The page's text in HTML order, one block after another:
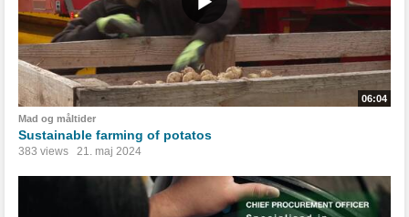
06:04
Mad og måltider
Sustainable farming of potatos
383 views 21. maj 2024